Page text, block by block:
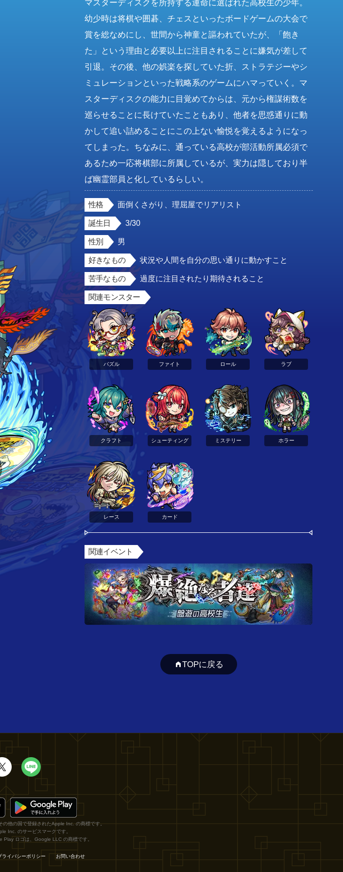
マスターディスクを所持する運命に選ばれた高校生の少年。
幼少時は将棋や囲碁、チェスといったボードゲームの大会で
賞を総なめにし、世間から神童と謳われていたが、「飽き
た」という理由と必要以上に注目されることに嫌気が差して
引退。その後、他の娯楽を探していた折、ストラテジーやシ
ミュレーションといった戦略系のゲームにハマっていく。マ
スターディスクの能力に目覚めてからは、元から権謀術数を
巡らせることに長けていたこともあり、他者を思惑通りに動
かして追い詰めることにこの上ない愉悦を覚えるようになっ
てしまった。ちなみに、通っている高校が部活動所属必須で
あるため一応将棋部に所属しているが、実力は隠しており半
ば幽霊部員と化しているらしい。
性格 面倒くさがり、理屈屋でリアリスト
誕生日 3/30
性別 男
好きなもの 状況や人間を自分の思い通りに動かすこと
苦手なもの 過度に注目されたり期待されること
関連モンスター
パズル ファイト ロール ラブ
クラフト シューティング ミステリー ホラー
レース カード
関連イベント
TOPに戻る
他の国で登録されたApple Inc. の商標です。
Inc. のサービスマークです。
ロゴは、Google LLC の商標です。
ライバシーポリシー お問い合わせ